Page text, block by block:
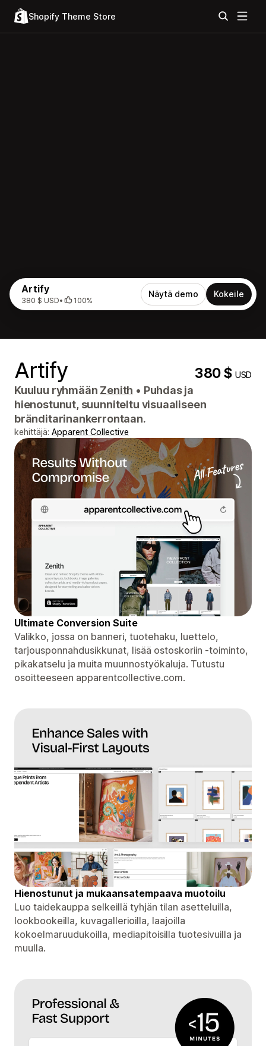
Shopify Theme Store
Artify
380 $ USD• 100%
Näytä demo Kokeile
Artify 380 $USD
Kuuluu ryhmään Zenith • Puhdas ja
hienostunut, suunniteltu visuaaliseen
bränditarinankerrontaan.
kehittäjä: Apparent Collective
Ultimate Conversion Suite
Valikko, jossa on banneri, tuotehaku, luettelo,
tarjousponnahdusikkunat, lisää ostoskoriin -toiminto,
pikakatselu ja muita muunnostyökaluja. Tutustu
osoitteeseen apparentcollective.com.
Hienostunut ja mukaansatempaava muotoilu
Luo taidekauppa selkeillä tyhjän tilan asetteluilla,
lookbookeilla, kuvagallerioilla, laajoilla
kokoelmaruudukoilla, mediapitoisilla tuotesivuilla ja
muulla.